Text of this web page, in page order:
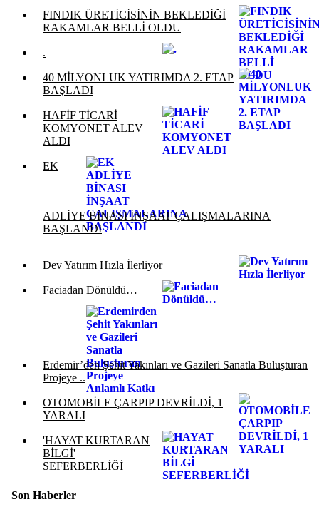
FINDIK ÜRETİCİSİNİN BEKLEDİĞİ
RAKAMLAR BELLİ OLDU
.
40 MİLYONLUK YATIRIMDA 2. ETAP
BAŞLADI
HAFİF TİCARİ
KOMYONET ALEV
ALDI
EK
ADLİYE BİNASI İNŞAAT ÇALIŞMALARINA
BAŞLANDI
Dev Yatırım Hızla İlerliyor
Faciadan Dönüldü…
Erdemir’den Şehit Yakınları ve Gazileri Sanatla Buluşturan
Projeye ..
OTOMOBİLE ÇARPIP DEVRİLDİ, 1
YARALI
'HAYAT KURTARAN
BİLGİ'
SEFERBERLİĞİ
Son Haberler